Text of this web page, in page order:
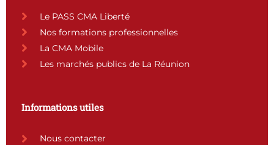
k
a
m
Le PASS CMA Liberté
Nos formations professionnelles
La CMA Mobile
Les marchés publics de La Réunion
Informations utiles
Nous contacter